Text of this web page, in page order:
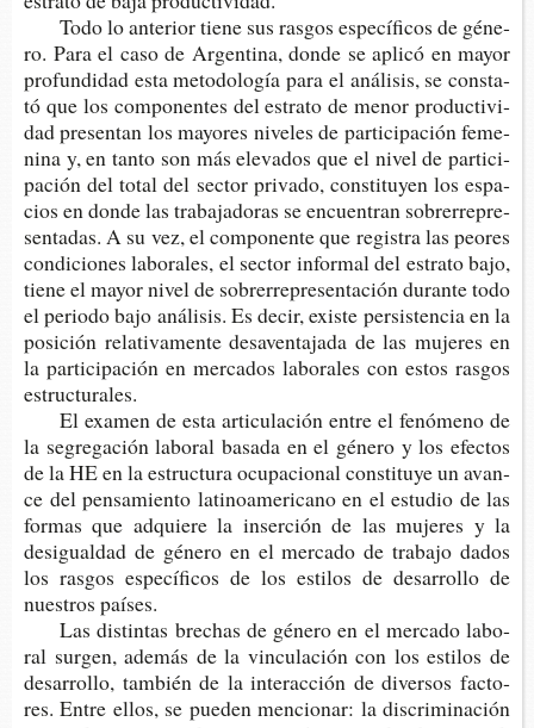
Todo lo ante­rior tiene sus ras­gos espe­cí­fi­cos de géne­
ro. Para el caso de Argen­ti­na, donde se apli­có en mayor
pro­fun­di­dad esta meto­do­lo­gía para el aná­li­sis, se cons­ta­
tó que los com­po­nen­tes del estra­to de menor pro­duc­ti­vi­
dad pre­sen­tan los mayo­res nive­les de par­ti­ci­pa­ción feme­
ni­na y, en tanto son más ele­va­dos que el nivel de par­ti­ci­
pa­ción del total del sec­tor pri­va­do, cons­ti­tu­yen los espa­
cios en donde las tra­ba­ja­do­ras se encuen­tran sobre­rre­pre­
sen­ta­das. A su vez, el com­po­nen­te que regis­tra las peo­res
con­di­cio­nes labo­ra­les, el sec­tor infor­mal del estra­to bajo,
tiene el mayor nivel de sobre­rre­pre­sen­ta­ción duran­te todo
el perio­do bajo aná­li­sis. Es decir, exis­te per­sis­ten­cia en la
posi­ción rela­ti­va­men­te desaven­ta­ja­da de las muje­res en
la par­ti­ci­pa­ción en mer­ca­dos labo­ra­les con estos ras­gos
estructurales.
El exa­men de esta arti­cu­la­ción entre el fenó­meno de
la segre­ga­ción labo­ral basa­da en el géne­ro y los efec­tos
de la HE en la estruc­tu­ra ocu­pa­cio­nal cons­ti­tu­ye un avan­
ce del pen­sa­mien­to lati­noa­me­ri­cano en el estu­dio de las
for­mas que adquie­re la inser­ción de las muje­res y la
desigual­dad de géne­ro en el mer­ca­do de tra­ba­jo dados
los ras­gos espe­cí­fi­cos de los esti­los de desa­rro­llo de
nues­tros países.
Las dis­tin­tas bre­chas de géne­ro en el mer­ca­do labo­
ral sur­gen, ade­más de la vin­cu­la­ción con los esti­los de
desa­rro­llo, tam­bién de la inter­ac­ción de diver­sos fac­to­
res. Entre ellos, se pue­den men­cio­nar: la dis­cri­mi­na­ción